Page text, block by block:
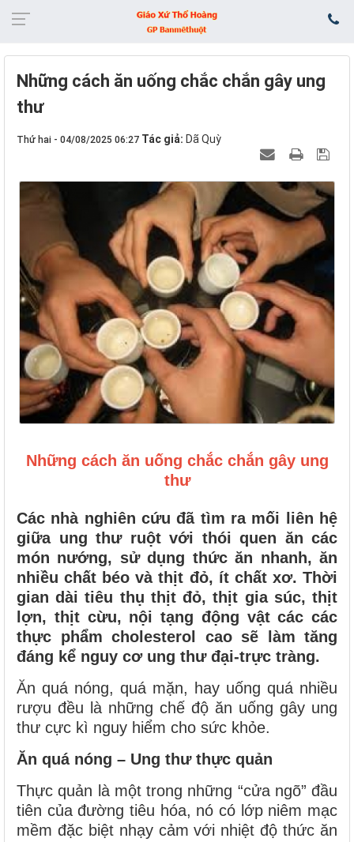
​​​​​​​Những cách ăn uống chắc chắn gây ung
thư
Thứ hai - 04/08/2025 06:27 Tác giả: Dã Quỳ
Những cách ăn uống chắc chắn gây ung
thư
Các nhà nghiên cứu đã tìm ra mối liên hệ
giữa ung thư ruột với thói quen ăn các
món nướng, sử dụng thức ăn nhanh, ăn
nhiều chất béo và thịt đỏ, ít chất xơ. Thời
gian dài tiêu thụ thịt đỏ, thịt gia súc, thịt
lợn, thịt cừu, nội tạng động vật các các
thực phẩm cholesterol cao sẽ làm tăng
đáng kể nguy cơ ung thư đại-trực tràng.
Ăn quá nóng, quá mặn, hay uống quá nhiều
rượu đều là những chế độ ăn uống gây ung
thư cực kì nguy hiểm cho sức khỏe.
Ăn quá nóng – Ung thư thực quản
Thực quản là một trong những “cửa ngõ” đầu
tiên của đường tiêu hóa, nó có lớp niêm mạc
mềm đặc biệt nhạy cảm với nhiệt độ thức ăn